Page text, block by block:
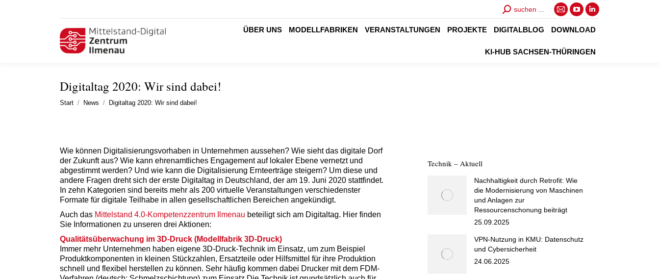
Search:
suchen ...
E-
Mail
opens
YouTube
page
in
Linkedin
page
in
ÜBER UNS MODELLFABRIKEN VERANSTALTUNGEN PROJEKTE DIGITALBLOG DOWNLOAD
KI-HUB SACHSEN-THÜRINGEN
Digitaltag 2020: Wir sind dabei!
Sie befinden sich hier:
Start News Digitaltag 2020: Wir sind dabei!
Wie können Digitalisierungsvorhaben in Unternehmen aussehen? Wie sieht das digitale Dorf
der Zukunft aus? Wie kann ehrenamtliches Engagement auf lokaler Ebene vernetzt und
abgestimmt werden? Und wie kann die Digitalisierung Ernteerträge steigern? Um diese und
andere Fragen dreht sich der erste Digitaltag in Deutschland, der am 19. Juni 2020 stattfindet.
In zehn Kategorien sind bereits mehr als 200 virtuelle Veranstaltungen verschiedenster
Formate für digitale Teilhabe in allen gesellschaftlichen Bereichen angekündigt.
Auch das Mittelstand 4.0-Kompetenzzentrum Ilmenau beteiligt sich am Digitaltag. Hier finden
Sie Informationen zu unseren drei Aktionen:
Qualitätsüberwachung im 3D-Druck (Modellfabrik 3D-Druck)
Immer mehr Unternehmen haben eigene 3D-Druck-Technik im Einsatz, um zum Beispiel
Produktkomponenten in kleinen Stückzahlen, Ersatzteile oder Hilfsmittel für ihre Produktion
schnell und flexibel herstellen zu können. Sehr häufig kommen dabei Drucker mit dem FDM-
Technik – Aktuell
Nachhaltigkeit durch Retrofit: Wie
die Modernisierung von Maschinen
und Anlagen zur
Ressourcenschonung beiträgt
25.09.2025
VPN-Nutzung in KMU: Datenschutz
und Cybersicherheit
24.06.2025